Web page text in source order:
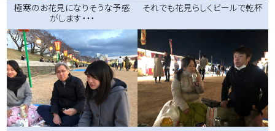
極寒のお花見になりそうな予感
がします・・・
それでも花見らしくビールで乾杯